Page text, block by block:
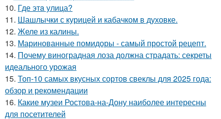
10. Где этa улица?
11. Шашлычки с курицей и кабачком в духовке.
12. Желе из калины.
13. Маринованные помидоры - самый простой рецепт.
14. Почему виноградная лоза должна страдать: секреты
идеального урожая
15. Топ-10 самых вкусных сортов свеклы для 2025 года:
обзор и рекомендации
16. Какие музеи Ростова-на-Дону наиболее интересны
для посетителей